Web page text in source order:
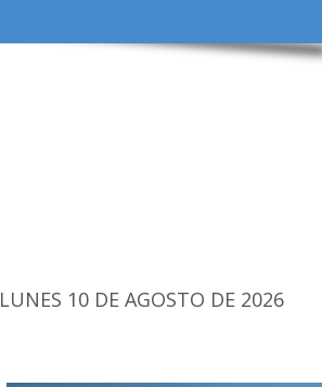
LUNES 10 DE AGOSTO DE 2026